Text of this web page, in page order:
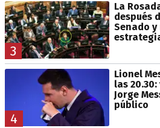
3
La
después
Senado y
4
Lionel
las
Jorge
público